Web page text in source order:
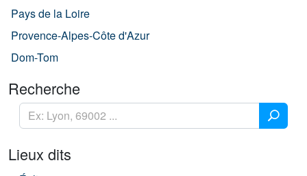
Pays de la Loire
Provence-Alpes-Côte d'Azur
Dom-Tom
Recherche
Lieux dits